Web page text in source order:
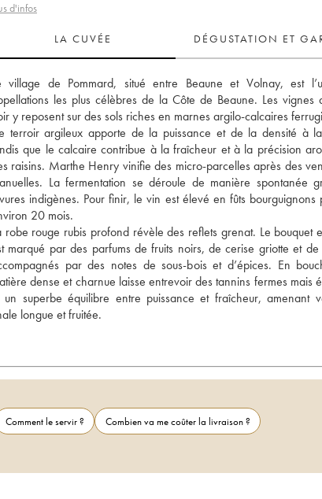
d'infos
LA CUVÉE DÉGUSTATION ET
village de Pommard, situé entre Beaune et Volnay, est
les plus célèbres de la Côte de Beaune. Les vignes
y reposent sur des sols riches en marnes argilo-calcaires
terroir argileux apporte de la puissance et de la densité à
que le calcaire contribue à la fraîcheur et à la précision
raisins. Marthe Henry vinifie des micro-parcelles après des
La fermentation se déroule de manière spontanée
indigènes. Pour finir, le vin est élevé en fûts bourguignons
20 mois.
robe rouge rubis profond révèle des reflets grenat. Le bouquet
marqué par des parfums de fruits noirs, de cerise griotte et de
par des notes de sous-bois et d’épices. En
dense et charnue laisse entrevoir des tannins fermes mais
un superbe équilibre entre puissance et fraîcheur, amenant
longue et fruitée.
Comment le servir ?
Combien va me coûter la livraison ?